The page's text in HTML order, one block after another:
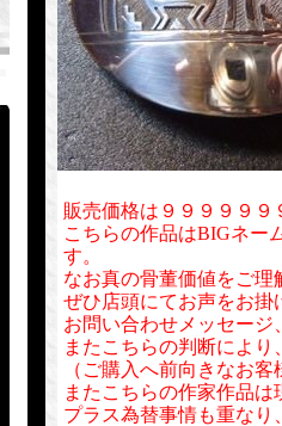
販売価格は９９９９９
こちらの作品はBIGネー
す。
なお真の骨董価値をご
ぜひ店頭にてお声をお掛
お問い合わせメッセー
またこちらの判断によ
（ご購入へ前向きなお
またこちらの作家作品
プラス為替事情も重な